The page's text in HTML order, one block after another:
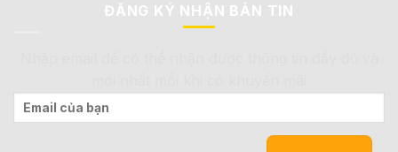
ĐĂNG KÝ NHẬN BẢN TIN